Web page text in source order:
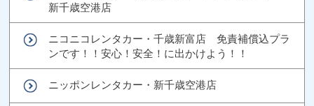
新千歳空港店
ニコニコレンタカー・千歳新富店 免責補償込プラ
ンです！！安心！安全！に出かけよう！！
ニッポンレンタカー・新千歳空港店